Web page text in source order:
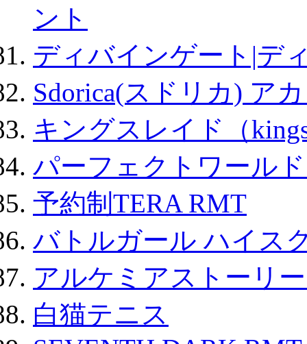
ント
ディバインゲート|デ
Sdorica(スドリカ) ア
キングスレイド（
パーフェクトワール
予約制TERA RMT
バトルガール ハイス
アルケミアストーリ
白猫テニス